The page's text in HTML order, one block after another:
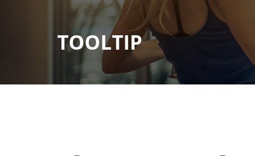
TOOLTIP